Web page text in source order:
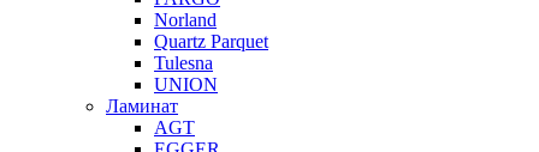
Norland
Quartz Parquet
Tulesna
UNION
Ламинат
AGT